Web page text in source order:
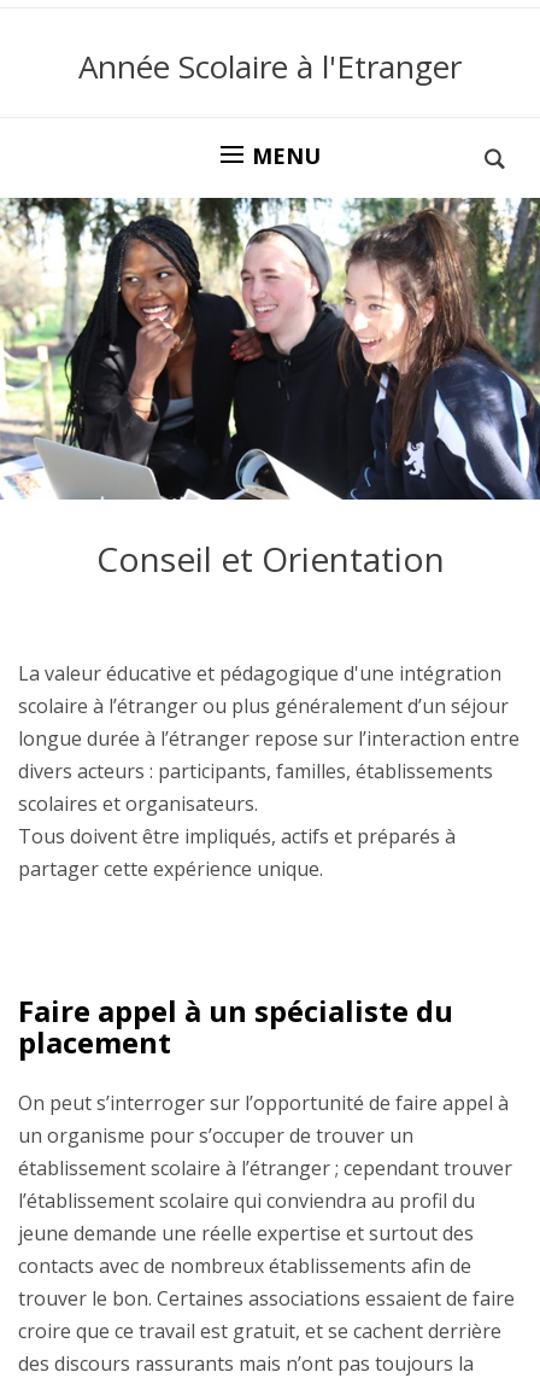
Année Scolaire à l'Etranger
MENU
Conseil et Orientation
La valeur éducative et pédagogique d'une intégration
scolaire à l’étranger ou plus généralement d’un séjour
longue durée à l’étranger repose sur l’interaction entre
divers acteurs : participants, familles, établissements
scolaires et organisateurs.
Tous doivent être impliqués, actifs et préparés à
partager cette expérience unique.
Faire appel à un spécialiste du
placement
On peut s’interroger sur l’opportunité de faire appel à
un organisme pour s’occuper de trouver un
établissement scolaire à l’étranger ; cependant trouver
l’établissement scolaire qui conviendra au profil du
jeune demande une réelle expertise et surtout des
contacts avec de nombreux établissements afin de
trouver le bon. Certaines associations essaient de faire
croire que ce travail est gratuit, et se cachent derrière
des discours rassurants mais n’ont pas toujours la